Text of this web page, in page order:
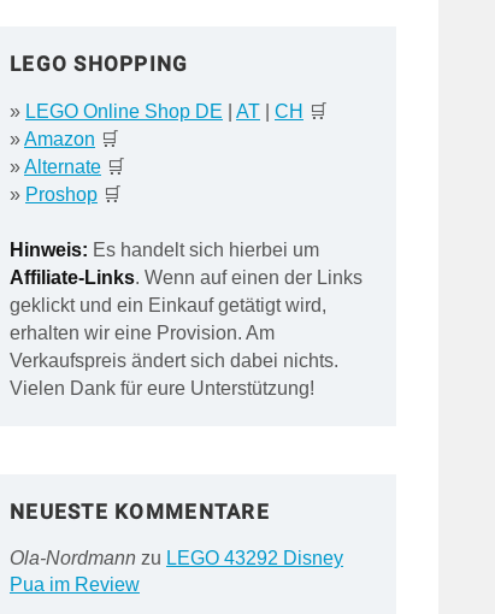
LEGO SHOPPING
» LEGO Online Shop DE AT| CH 🛒
»Amazon 🛒
»Alternate🛒
» Proshop🛒
Hinweis: Es handelt sich hierbei um
Affiliate-Links. Wenn auf einen der Links
geklickt und ein Einkauf getätigt wird,
erhalten wir eine Provision. Am
Verkaufspreis ändert sich dabei nichts.
Vielen Dank für eure Unterstützung!
NEUESTE KOMMENTARE
Ola-Nordmannzu LEGO 43292 Disney
Pua im Review